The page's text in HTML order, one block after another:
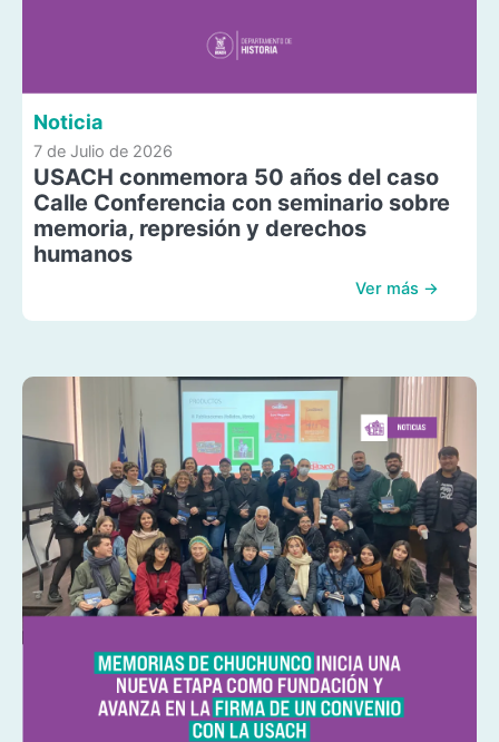
Noticia
7 de Julio de 2026
USACH conmemora 50 años del caso
Calle Conferencia con seminario sobre
memoria, represión y derechos
humanos
Ver más →